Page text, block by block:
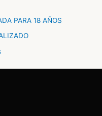
PARA 18 AÑOS